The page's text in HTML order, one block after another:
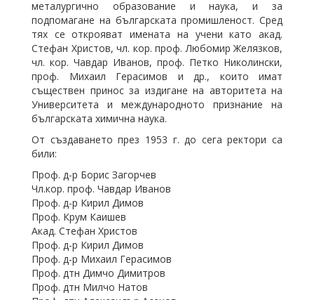
металургично образование и наука, и за
подпомагане на българската промишленост. Сред
тях се открояват имената на учени като акад.
Стефан Христов, чл. кор. проф. Любомир Желязков,
чл. кор. Чавдар Иванов, проф. Петко Николински,
проф. Михаил Герасимов и др., които имат
съществен принос за издигане на авторитета на
Университета и международното признание на
българската химична наука.
От създаването през 1953 г. до сега ректори са
били:
Проф. д-р Борис Загорчев
Чл.кор. проф. Чавдар Иванов
Проф. д-р Кирил Димов
Проф. Крум Каишев
Акад. Стефан Христов
Проф. д-р Кирил Димов
Проф. д-р Михаил Герасимов
Проф. дтн Димчо Димитров
Проф. дтн Милчо Натов